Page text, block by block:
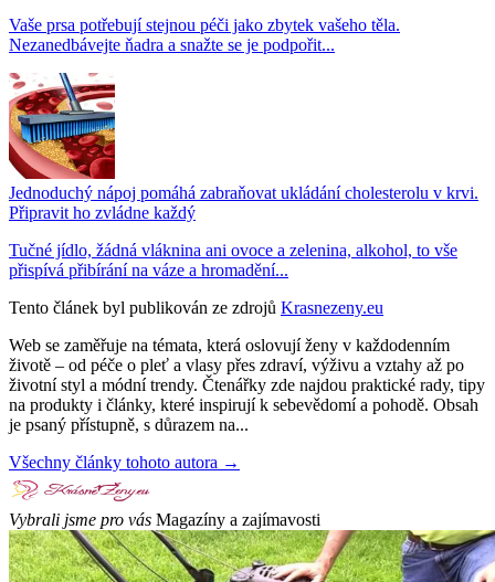
Vaše prsa potřebují stejnou péči jako zbytek vašeho těla.
Nezanedbávejte ňadra a snažte se je podpořit...
Jednoduchý nápoj pomáhá zabraňovat ukládání cholesterolu v krvi.
Připravit ho zvládne každý
Tučné jídlo, žádná vláknina ani ovoce a zelenina, alkohol, to vše
přispívá přibírání na váze a hromadění...
Tento článek byl publikován ze zdrojů Krasnezeny.eu
Web se zaměřuje na témata, která oslovují ženy v každodenním
životě – od péče o pleť a vlasy přes zdraví, výživu a vztahy až po
životní styl a módní trendy. Čtenářky zde najdou praktické rady, tipy
na produkty i články, které inspirují k sebevědomí a pohodě. Obsah
je psaný přístupně, s důrazem na...
Všechny články tohoto autora →
Vybrali jsme pro vás Magazíny a zajímavosti